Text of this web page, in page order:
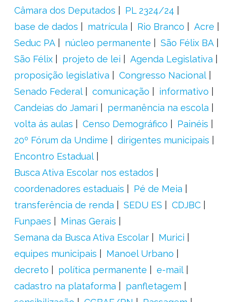
Câmara dos Deputados
PL 2324/24
base de dados
matrícula Rio Branco
Acre
Seduc PA
núcleo permanente
São Félix BA
São Félix
projeto de lei
Agenda Legislativa
proposição legislativa
Congresso Nacional
Senado Federal
comunicação
informativo
Candeias do Jamari
permanência na escola
volta ás aulas
Censo Demográfico
Painéis
20º Fórum da Undime
dirigentes municipais
Encontro Estadual
Busca Ativa Escolar nos estados
coordenadores estaduais
Pé de Meia
transferência de renda
SEDU ES
CDJBC
Funpaes
Minas Gerais
Semana da Busca Ativa Escolar
Murici
equipes municipais
Manoel Urbano
decreto
política permanente
e-mail
cadastro na plataforma
panfletagem